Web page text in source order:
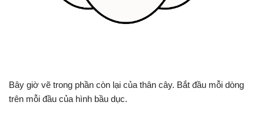
Bây giờ vẽ trong phần còn lại của thân cây. Bắt đầu mỗi dòng
trên mỗi đầu của hình bầu dục.